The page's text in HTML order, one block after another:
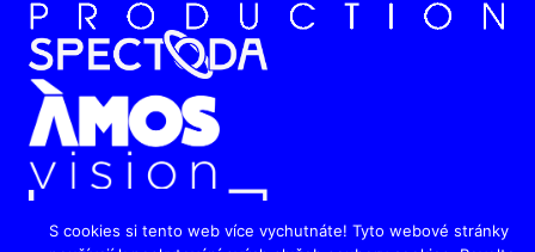
S cookies si tento web více vychutnáte! Tyto webové stránky